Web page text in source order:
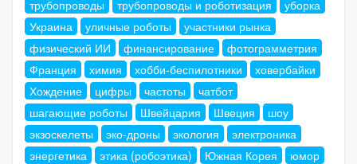
трубопроводы
трубопроводы и роботизация
уборка
Украина
уличные роботы
участники рынка
физический ИИ
финансирование
фотограмметрия
Франция
химия хобби-беспилотники
ховербайки
Хождение
цифры частоты
чатбот
шагающие роботы
Швейцария Швеция
шоу
экзоскелеты
эко-дроны экология
электроника
энергетика
этика (робоэтика) Южная Корея
юмор